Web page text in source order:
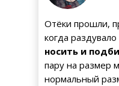
Отёки прошли,
когда раздувало
носить и
пару на размер
нормальный